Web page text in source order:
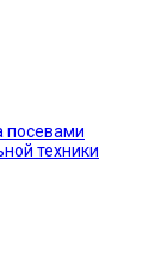
посевами
техники